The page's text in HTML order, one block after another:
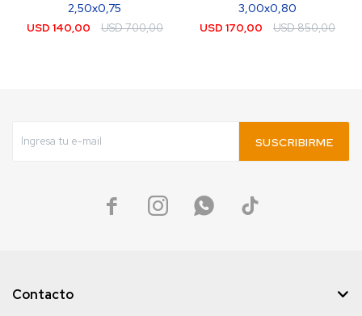
2,50x0,75
USD 140,00 USD700,00
3,00x0,80
USD 170,00 USD850,00
SUSCRIBIRME
   
Contacto